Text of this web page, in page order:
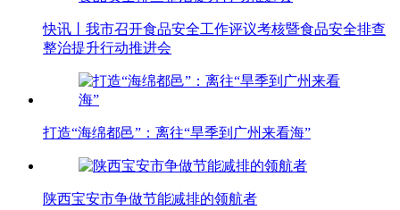
快讯丨我市召开食品安全工作评议考核暨食品安全排查
整治提升行动推进会
打造“海绵都邑” ：离往“旱季到广州来看海”
陕西宝安市争做节能减排的领航者